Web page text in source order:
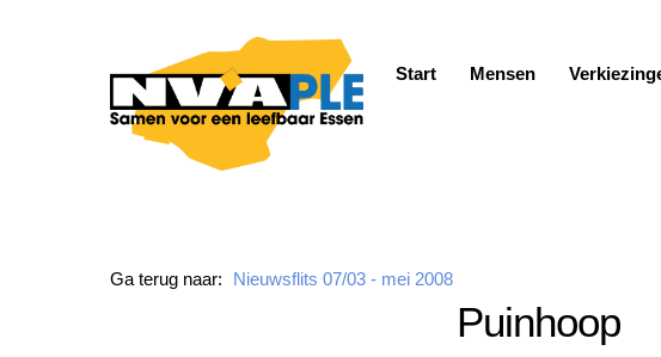
Start Mensen
Ga terug naar: Nieuwsflits 07/03 - mei 2008
Puinhoop